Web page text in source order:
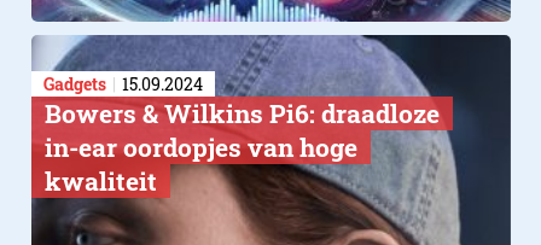
Gadgets 15.09.2024
Bowers & Wilkins Pi6: draadloze
in-ear oordopjes van hoge
kwaliteit